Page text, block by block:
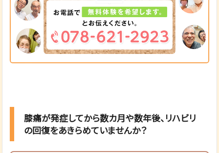
膝痛が発症してから数カ月や数年後、リハビリ
の回復をあきらめていませんか？